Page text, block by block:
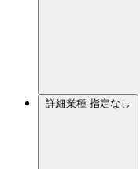
詳細業種 指定なし